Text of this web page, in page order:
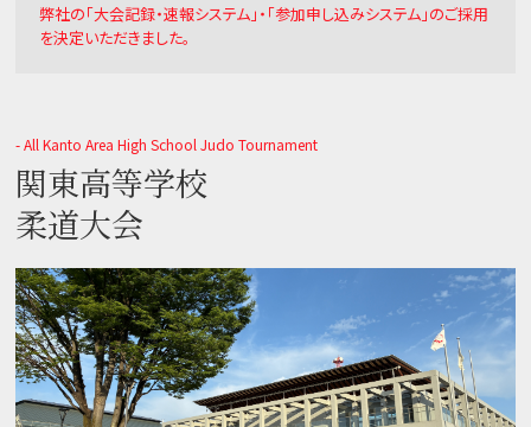
弊社の「大会記録・速報システム」・「参加申し込みシステム」のご採用
を決定いただきました。
- All Kanto Area High School Judo Tournament
関東高等学校
柔道大会